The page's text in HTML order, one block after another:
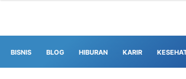
BISNIS BLOG HIBURAN KARIR